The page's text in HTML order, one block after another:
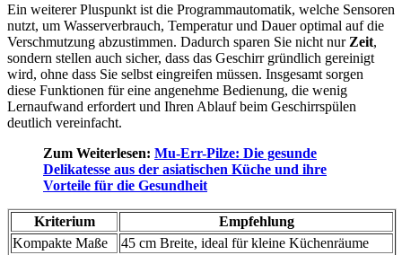
Ein weiterer Pluspunkt ist die Programmautomatik, welche Sensoren
nutzt, um Wasserverbrauch, Temperatur und Dauer optimal auf die
Verschmutzung abzustimmen. Dadurch sparen Sie nicht nur Zeit,
sondern stellen auch sicher, dass das Geschirr gründlich gereinigt
wird, ohne dass Sie selbst eingreifen müssen. Insgesamt sorgen
diese Funktionen für eine angenehme Bedienung, die wenig
Lernaufwand erfordert und Ihren Ablauf beim Geschirrspülen
deutlich vereinfacht.
Zum Weiterlesen: Mu-Err-Pilze: Die gesunde
Delikatesse aus der asiatischen Küche und ihre
Vorteile für die Gesundheit
Kriterium
Empfehlung
Kompakte Maße
45 cm Breite, ideal für kleine Küchenräume